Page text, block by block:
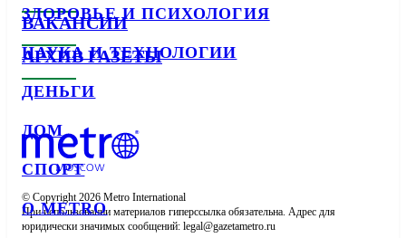
ЗДОРОВЬЕ И ПСИХОЛОГИЯ
НАУКА И ТЕХНОЛОГИИ
ДЕНЬГИ
ДОМ
СПОРТ
О METRO
ВАКАНСИИ
АРХИВ ГАЗЕТЫ
© Copyright 2026 Metro International
При использовании материалов гиперссылка обязательна. Адрес для
юридически значимых сообщений: